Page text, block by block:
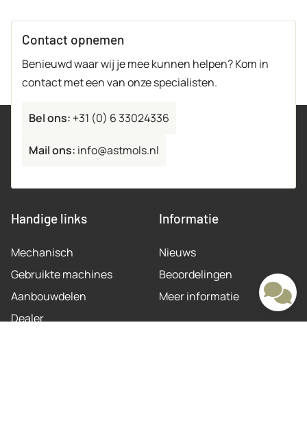
Contact opnemen
Benieuwd waar wij je mee kunnen helpen? Kom in
contact met een van onze specialisten.
Bel ons: +31 (0) 6 33024336
Mail ons: info@astmols.nl
Handige links
Mechanisch
Gebruikte machines
Aanbouwdelen
Dealer
Informatie
Nieuws
Beoordelingen
Meer informatie